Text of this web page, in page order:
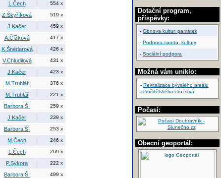
Dotační program,
příspěvky:
- Obnova kultur. památek
- Podpora sportu, kultury
- Sociální podpora
Možná vám uniklo:
- Revitalizace bývalého areálu
zemědělského družstva
Počasí:
Obecní geoportál:
L.Čech 554 x
Z.Škyříková 519 x
J.Kačer 459 x
A.Čížková 417 x
K.Šnédarová 426 x
V.Chludilová 431 x
J.Kačer 423 x
M.Truhlář 376 x
M.Truhlář 221 x
Barbora Š. 259 x
J.Kačer 239 x
Barbora Š. 253 x
M.Čech 246 x
L.Čech 269 x
P.Sýkora 222 x
Barbora Š. 499 x